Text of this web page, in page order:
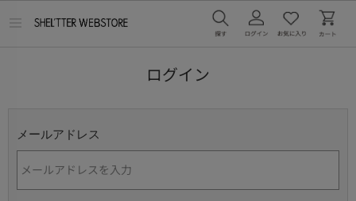
ログイン
メールアドレス